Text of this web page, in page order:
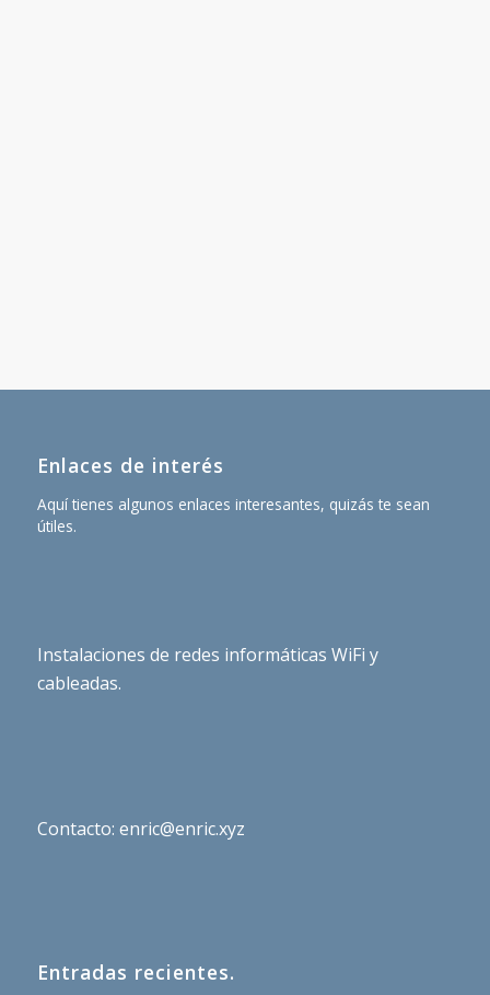
Enlaces de interés
Aquí tienes algunos enlaces interesantes, quizás te sean
útiles.
Instalaciones de redes informáticas WiFi y
cableadas.
Contacto: enric@enric.xyz
Entradas recientes.